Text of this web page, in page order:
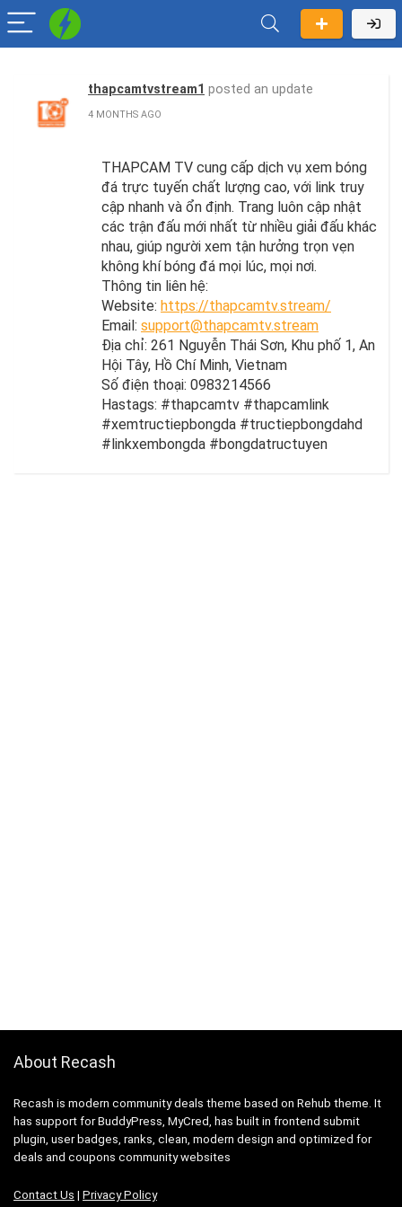
thapcamtvstream1 posted an update
4 MONTHS AGO
THAPCAM TV cung cấp dịch vụ xem bóng
đá trực tuyến chất lượng cao, với link truy
cập nhanh và ổn định. Trang luôn cập nhật
các trận đấu mới nhất từ nhiều giải đấu khác
nhau, giúp người xem tận hưởng trọn vẹn
không khí bóng đá mọi lúc, mọi nơi.
Thông tin liên hệ:
Website: https://thapcamtv.stream/
Email: support@thapcamtv.stream
Địa chỉ: 261 Nguyễn Thái Sơn, Khu phố 1, An
Hội Tây, Hồ Chí Minh, Vietnam
Số điện thoại: 0983214566
Hastags: #thapcamtv #thapcamlink
#xemtructiepbongda #tructiepbongdahd
#linkxembongda #bongdatructuyen
About Recash
Recash is modern community deals theme based on Rehub theme. It
has support for BuddyPress, MyCred, has built in frontend submit
plugin, user badges, ranks, clean, modern design and optimized for
deals and coupons community websites
Contact Us | Privacy Policy